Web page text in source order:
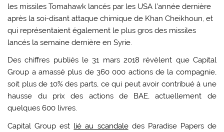
les missiles Tomahawk lancés par les USA l’année dernière
après la soi-disant attaque chimique de Khan Cheikhoun, et
qui représentaient également le plus gros des missiles
lancés la semaine dernière en Syrie.
Des chiffres publiés le 31 mars 2018 révèlent que Capital
Group a amassé plus de 360 000 actions de la compagnie,
soit plus de 10% des parts, ce qui peut avoir contribué à une
hausse du prix des actions de BAE, actuellement de
quelques 600 livres.
Capital Group est lié au scandaledes Paradise Papers de